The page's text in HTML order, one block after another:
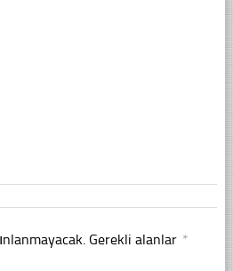
Gerekli alanlar *